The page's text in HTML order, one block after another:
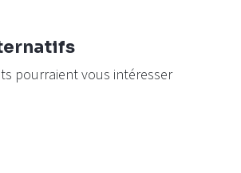
pourraient vous intéresser